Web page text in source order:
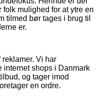
mulighed for at ytre en
tilmed bør tages i brug til
er.
Vi har
internet shops i Danmark
og tager imod
en ordre.